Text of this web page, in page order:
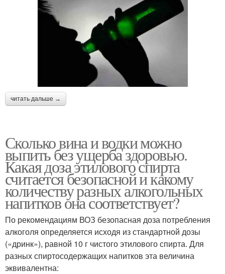
читать дальше →
Сколько вина и водки можно
выпить без ущерба здоровью.
Какая доза этилового спирта
считается безопасной и какому
количеству разных алкогольных
напитков она соответствует?
По рекомендациям ВОЗ безопасная доза потребления
алкоголя определяется исходя из стандартной дозы
(«дринк»), равной 10 г чистого этилового спирта. Для
разных спиртосодержащих напитков эта величина
эквивалентна: